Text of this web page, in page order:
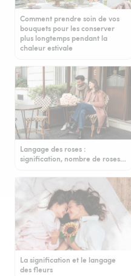
Comment prendre soin de vos
bouquets pour les conserver
plus longtemps pendant la
chaleur estivale
Langage des roses :
signification, nombre de roses…
La signification et le langage
des fleurs